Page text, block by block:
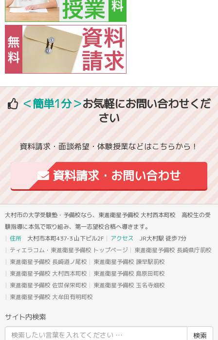
＜簡単1分＞お気軽にお問い合わせくだ
さい
資料請求・面談希望・体験授業などはこちらから！
資料請求・お問い合わせ
大村市の大学受験塾・予備校なら、東進衛星予備校 大村西本町校 高校生の受
験指導に本気で取り組み、第一志望校合格へ導きます。
住所 大村市本町437-3 山下ビル2F アクセス JR大村駅 徒歩7分
ティエラコム・東進衛星予備校 トップページ
東進衛星予備校 長崎県庁前校
東進衛星予備校 長崎道ノ尾校
東進衛星予備校 諫早駅前校
東進衛星予備校 大村西本町校
東進衛星予備校 島原田町校
東進衛星予備校 佐世保栄町校
東進衛星予備校 玉名寺畑校
東進衛星予備校 大牟田有明町校
サイト内検索